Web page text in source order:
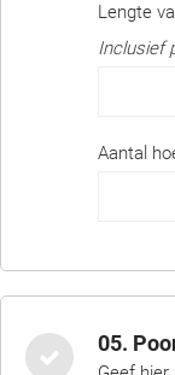
Lengte
Inclusief
Aantal
05.